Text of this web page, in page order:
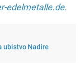
edelmetalle.de.
ubistvo Nadire